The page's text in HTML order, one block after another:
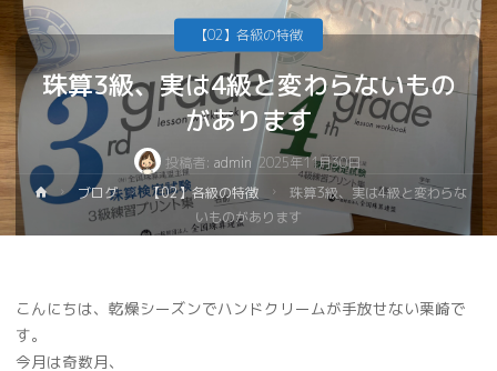
珠算3級、実は4級と変わらないもの
があります
投稿者: admin 2025年11月30日
【02】各級の特徴
ブログ 【02】各級の特徴
珠算3級、実は4級と変わらな
いものがあります
こんにちは、乾燥シーズンでハンドクリームが手放せない栗崎で
す。
今月は奇数月、